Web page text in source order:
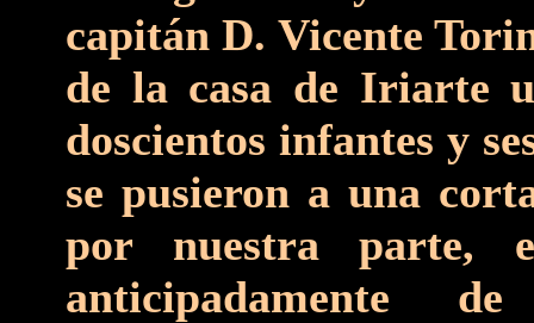
capitán D. Vicente
de la casa de Iriarte
doscientos infantes y
se pusieron a una
por nuestra parte,
anticipadamente